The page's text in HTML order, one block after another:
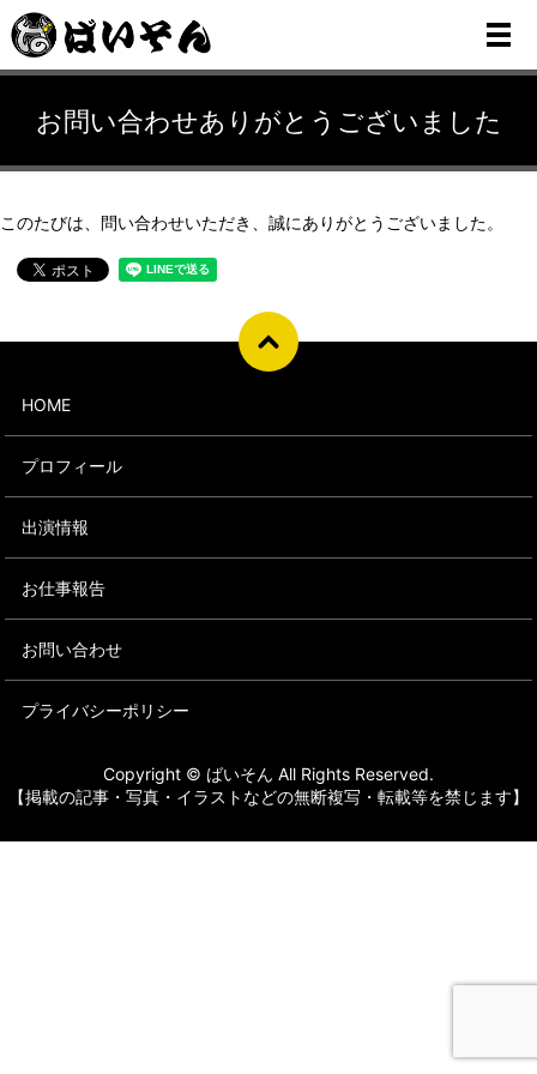
メ
お問い合わせありがとうございました
このたびは、問い合わせいただき、誠にありがとうございました。
HOME
プロフィール
出演情報
お仕事報告
お問い合わせ
プライバシーポリシー
Copyright © ばいそん All Rights Reserved.
【掲載の記事・写真・イラストなどの無断複写・転載等を禁じます】